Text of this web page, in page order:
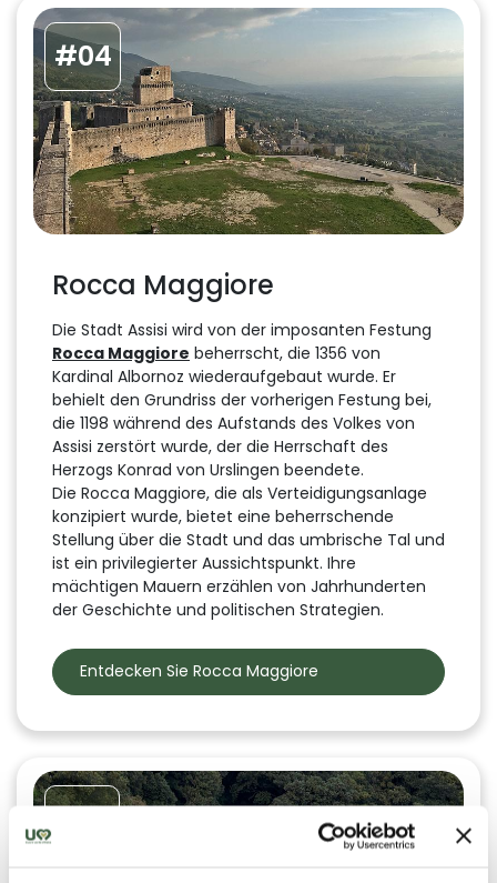
#04
Rocca Maggiore
Die Stadt Assisi wird von der imposanten Festung
Rocca Maggiore beherrscht, die 1356 von
Kardinal Albornoz wiederaufgebaut wurde. Er
behielt den Grundriss der vorherigen Festung bei,
die 1198 während des Aufstands des Volkes von
Assisi zerstört wurde, der die Herrschaft des
Herzogs Konrad von Urslingen beendete.
Die Rocca Maggiore, die als Verteidigungsanlage
konzipiert wurde, bietet eine beherrschende
Stellung über die Stadt und das umbrische Tal und
ist ein privilegierter Aussichtspunkt. Ihre
mächtigen Mauern erzählen von Jahrhunderten
der Geschichte und politischen Strategien.
Entdecken Sie Rocca Maggiore
#05